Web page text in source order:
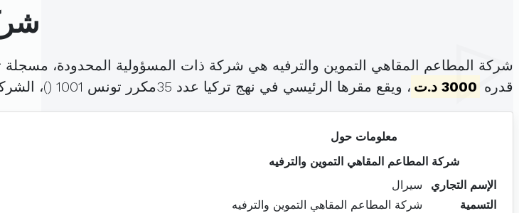
شركة المطاعم المقاهي التموين والترفيه هي شركة ذات المسؤولية المحدودة، مسجلة
قدره 3000 د.ت ، ويقع مقرها الرئيسي في نهج تركيا عدد 35مكرر تونس 1001 ( )،
معلومات حول
شركة المطاعم المقاهي التموين والترفيه
الإسم التجاري
سيرال
التسمية
شركة المطاعم المقاهي التموين والترفيه